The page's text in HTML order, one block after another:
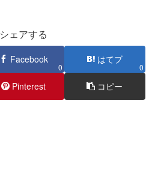
シェアする
Facebook
0
はてブ
0
Pinterest コピー